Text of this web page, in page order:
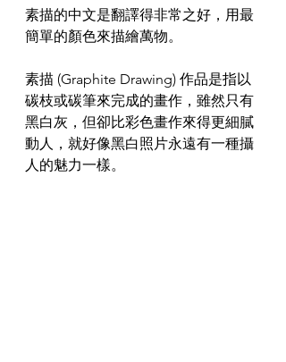
素描的中文是翻譯得非常之好，用最
簡單的顏色來描繪萬物。
素描 (Graphite Drawing) 作品是指以
碳枝或碳筆來完成的畫作，雖然只有
黑白灰，但卻比彩色畫作來得更細膩
動人，就好像黑白照片永遠有一種攝
人的魅力一樣。